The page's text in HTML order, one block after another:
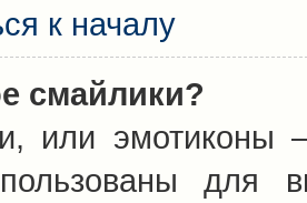
к началу
смайлики?
или эмотиконы
для